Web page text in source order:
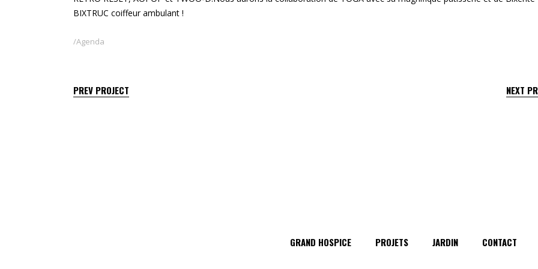
BIXTRUC coiffeur ambulant !
Agenda
PREV PROJECT NEXT
GRAND HOSPICE PROJETS JARDIN CONTACT